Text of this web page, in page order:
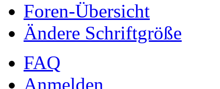
Foren-Übersicht
Ändere Schriftgröße
FAQ
Anmelden